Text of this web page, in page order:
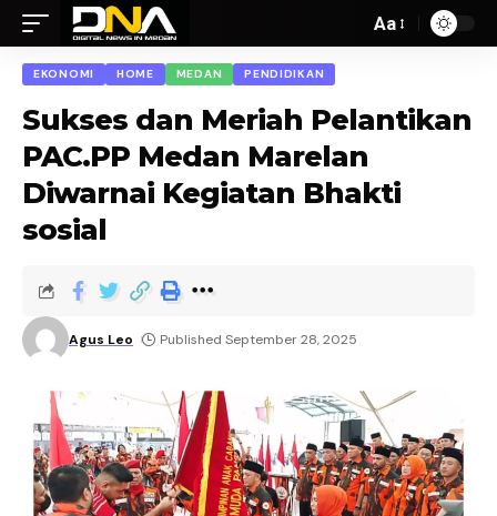
Aa
EKONOMI HOME MEDAN PENDIDIKAN
Sukses dan Meriah Pelantikan
PAC.PP Medan Marelan
Diwarnai Kegiatan Bhakti
sosial
Agus Leo Published September 28, 2025